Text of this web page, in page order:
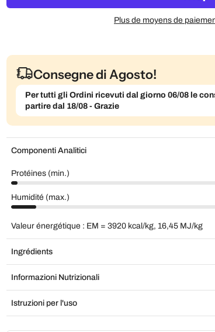
Plus de moyens de
Consegne di Agosto!
Per tutti gli Ordini ricevuti dal giorno 06/08 le
partire dal 18/08 - Grazie
Componenti Analitici
Protéines (min.)
Humidité (max.)
Valeur énergétique : EM = 3920 kcal/kg, 16,45 MJ/kg
Ingrédients
Informazioni Nutrizionali
Istruzioni per l'uso